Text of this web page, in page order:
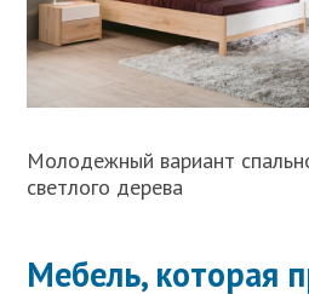
Молодежный вариант
светлого дерева
Мебель, которая